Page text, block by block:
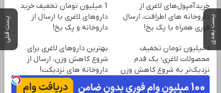
پست بعدی پست قبلی
خریدآمپول‌های لاغری از
داروخانه های اطرافت، ارسال
فوری همراه با پک یخ!
1 میلیون تومان تخفیف خرید
داروهای لاغری با ارسال از
داروخانه و پک یخ!
۱ میلیون تومان تخفیف
محصولات لاغری؛ یک قدم
نزدیک‌تر به شروع کاهش وزن
بهترین داروهای لاغری برای
شروع کاهش وزن، ارسال از
داروخانه های نزدیکت!